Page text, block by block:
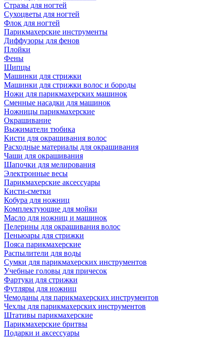
Стразы для ногтей
Сухоцветы для ногтей
Флок для ногтей
Парикмахерские инструменты
Диффузоры для фенов
Плойки
Фены
Щипцы
Машинки для стрижки
Машинки для стрижки волос и бороды
Ножи для парикмахерских машинок
Сменные насадки для машинок
Ножницы парикмахерские
Окрашивание
Выжиматели тюбика
Кисти для окрашивания волос
Расходные материалы для окрашивания
Чаши для окрашивания
Шапочки для мелирования
Электронные весы
Парикмахерские аксессуары
Кисти-сметки
Кобура для ножниц
Комплектующие для мойки
Масло для ножниц и машинок
Пелерины для окрашивания волос
Пеньюары для стрижки
Пояса парикмахерские
Распылители для воды
Сумки для парикмахерских инструментов
Учебные головы для причесок
Фартуки для стрижки
Футляры для ножниц
Чемоданы для парикмахерских инструментов
Чехлы для парикмахерских инструментов
Штативы парикмахерские
Парикмахерские бритвы
Подарки и аксессуары